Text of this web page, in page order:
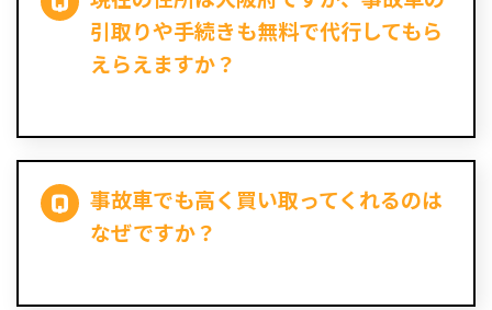
引取りや手続きも無料で代行してもら
えらえますか？
事故車でも高く買い取ってくれるのは
なぜですか？